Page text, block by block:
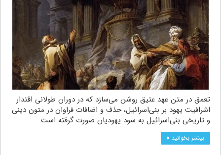
تعمق در متن عهد عتیق روشن می‌سازد که در دوران طولانی اقتدار
اشرافیت یهود بر بنی‌اسرائیل، حذف و اضافات فراوان در متون دینی
و تاریخی بنی‌اسرائیل به سود یهودیان صورت گرفته است.
بیشتر بخوانید »